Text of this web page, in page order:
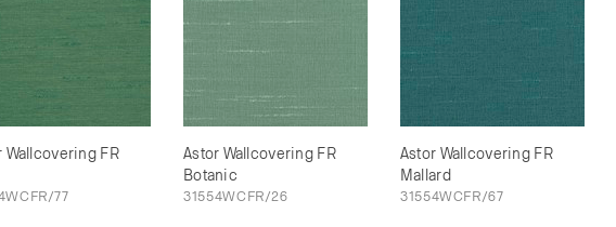
Wallcovering FR
77
Astor Wallcovering FR
Botanic
31554WCFR/26
Astor Wallcovering FR
Mallard
31554WCFR/67